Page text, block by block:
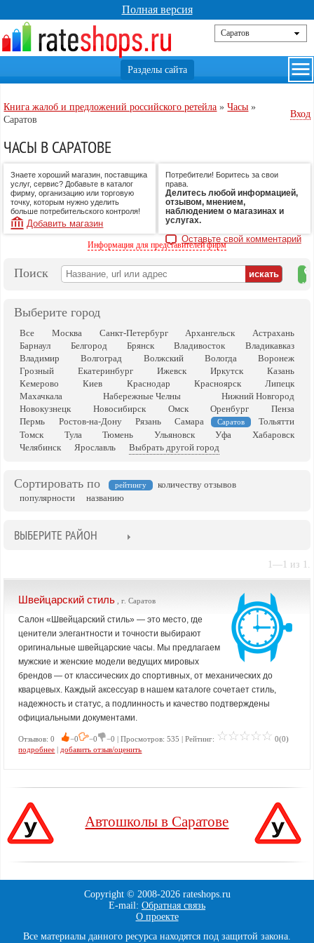
Полная версия
Книга жалоб и предложений российского ретейла »Часы »
Саратов
Вход
ЧАСЫ В САРАТОВЕ
Знаете хороший магазин, поставщика
услуг, сервис? Добавьте в каталог
фирму, организацию или торговую
точку, которым нужно уделить
больше потребительского контроля!
Добавить магазин
Потребители! Боритесь за свои
права.
Делитесь любой информацией,
отзывом, мнением,
наблюдением о магазинах и
услугах.
Оставьте свой комментарий
Информация для представителей фирм
Поиск
на
Выберите город
Все Москва Санкт-Петербург Архангельск
Астрахань
Барнаул
Белгород Брянск Владивосток
Владикавказ
Владимир
Волгоград Волжский Вологда
Воронеж
Грозный
Екатеринбург Ижевск Иркутск
Казань
Кемерово
Киев Краснодар Красноярск
Липецк
Махачкала
Набережные Челны
Нижний Новгород
Новокузнецк
Новосибирск Омск Оренбург
Пенза
Пермь
Ростов-на-Дону Рязань Самара Саратов
Тольятти
Томск
Тула Тюмень Ульяновск Уфа
Хабаровск
Челябинск
Ярославль Выбрать другой город
Сортировать по рейтингу
количеству отзывов
популярности
названию
ВЫБЕРИТЕ РАЙОН
1—1 из 1.
Швейцарский стиль , г. Саратов
Салон «Швейцарский стиль» — это место, где
ценители элегантности и точности выбирают
оригинальные швейцарские часы. Мы предлагаем
мужские и женские модели ведущих мировых
брендов — от классических до спортивных, от механических до
кварцевых. Каждый аксессуар в нашем каталоге сочетает стиль,
надежность и статус, а подлинность и качество подтверждены
официальными документами.
Отзывов: 0 −0 −0 −0 | Просмотров: 535 | Рейтинг:
0(0)
подробнее | добавить отзыв/оценить
Автошколы в Саратове
Copyright © 2008-2026 rateshops.ru
E-mail: Обратная связь
О проекте
Все материалы данного ресурса находятся под защитой закона.